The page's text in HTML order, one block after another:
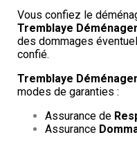
Vous confiez le
Tremblaye
des dommages
confié.
Tremblaye
modes de garanties :
Assurance de
Assurance